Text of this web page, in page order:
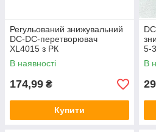
Регульований знижувальний
DC-DC-перетворювач
XL4015 з РК
В наявності
174,99 ₴
Купити
5-
В